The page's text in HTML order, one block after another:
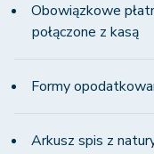
Obowiązkowe
połączone z kasą
Formy
Arkusz spis z